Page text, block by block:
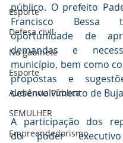
Esporte
Defesa civil
No gabinete
Esporte
Audiência Pública
SEMULHER
Empreendedorismo
público. O prefeito
Francisco Bessa
oportunidade de
demandas e
município, bem como
propostas e
desenvolvimento de
A participação dos
do poder